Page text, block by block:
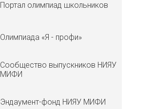
Портал олимпиад школьников
Олимпиада «Я - профи»
Сообщество выпускников НИЯУ
МИФИ
Эндаумент-фонд НИЯУ МИФИ